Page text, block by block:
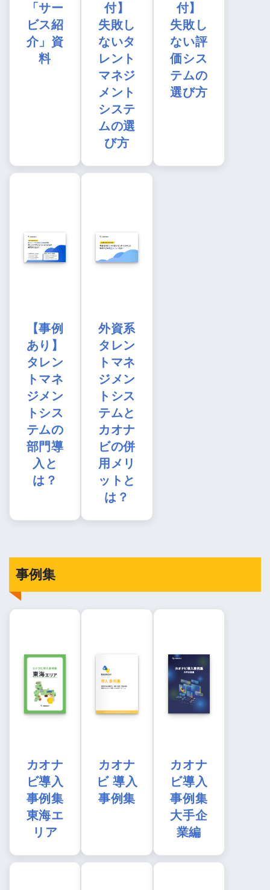
「サー
ビス紹
介」資
料
付】
失敗し
ないタ
レント
マネジ
メント
システ
ムの選
び方
付】
失敗し
ない評
価シス
テムの
選び方
【事例
あり】
タレン
トマネ
ジメン
トシス
テムの
部門導
入と
は？
外資系
タレン
トマネ
ジメン
トシス
テムと
カオナ
ビの併
用メリ
ットと
は？
事例集
カオナ
ビ導入
事例集
東海エ
リア
カオナ
ビ 導入
事例集
カオナ
ビ導入
事例集
大手企
業編